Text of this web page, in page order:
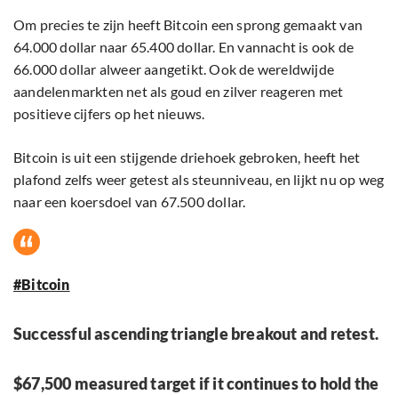
Om precies te zijn heeft Bitcoin een sprong gemaakt van
64.000 dollar naar 65.400 dollar. En vannacht is ook de
66.000 dollar alweer aangetikt. Ook de wereldwijde
aandelenmarkten net als goud en zilver reageren met
positieve cijfers op het nieuws.
Bitcoin is uit een stijgende driehoek gebroken, heeft het
plafond zelfs weer getest als steunniveau, en lijkt nu op weg
naar een koersdoel van 67.500 dollar.
#Bitcoin
Successful ascending triangle breakout and retest.
$67,500 measured target if it continues to hold the